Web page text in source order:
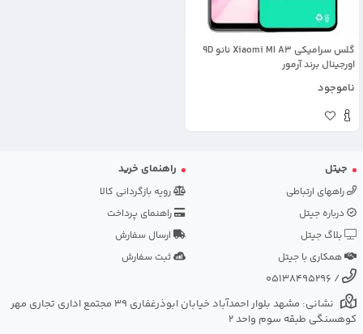
گلس سرامیکی Xiaomi MI A3 نانو 9D
اورجینال برند آرمور
ناموجود
جیتل
راههای ارتباطی
درباره جیتل
بلاگ جیتل
همکاری با جیتل
راهنمای خرید
رویه بازگردانی کالا
راهنمای پرداخت
ارسال سفارش
ثبت سفارش
/
05138495296
نشانی: مشهد بلوار احمدآباد خیابان ابوذرغفاری 39 مجتمع اداری تجاری مهر
کوهسنگی طبقه سوم واحد 2